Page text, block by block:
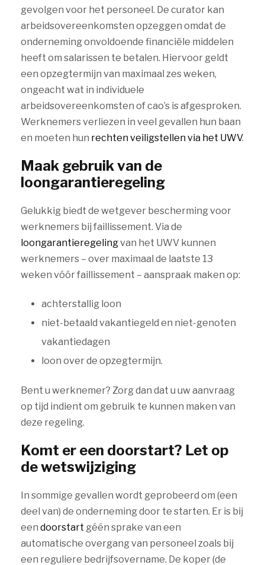
gevolgen voor het personeel. De curator kan
arbeidsovereenkomsten opzeggen omdat de
onderneming onvoldoende financiële middelen
heeft om salarissen te betalen. Hiervoor geldt
een opzegtermijn van maximaal zes weken,
ongeacht wat in individuele
arbeidsovereenkomsten of cao’s is afgesproken.
Werknemers verliezen in veel gevallen hun baan
en moeten hun rechten veiligstellen via het UWV.
Maak gebruik van de
loongarantieregeling
Gelukkig biedt de wetgever bescherming voor
werknemers bij faillissement. Via de
loongarantieregelingvan het UWV kunnen
werknemers – over maximaal de laatste 13
weken vóór faillissement – aanspraak maken op:
achterstallig loon
niet-betaald vakantiegeld en niet-genoten
vakantiedagen
loon over de opzegtermijn.
Bent u werknemer? Zorg dan dat u uw aanvraag
op tijd indient om gebruik te kunnen maken van
deze regeling.
Komt er een doorstart? Let op
de wetswijziging
In sommige gevallen wordt geprobeerd om (een
deel van) de onderneming door te starten. Er is bij
een doorstart géén sprake van een
automatische overgang van personeel zoals bij
een reguliere bedrijfsovername. De koper (de